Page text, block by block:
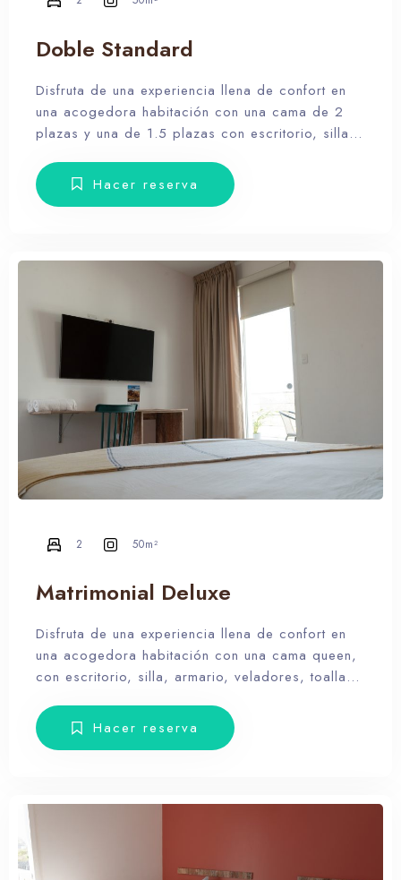
Doble Standard
Disfruta de una experiencia llena de confort en
una acogedora habitación con una cama de 2
plazas y una de 1.5 plazas con escritorio, silla,
Hacer reserva
Matrimonial Deluxe
Disfruta de una experiencia llena de confort en
una acogedora habitación con una cama queen,
con escritorio, silla, armario, veladores, toallas,
terraza.
2 50m²
Hacer reserva